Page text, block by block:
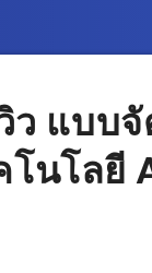
ว แบบ
นโลยี